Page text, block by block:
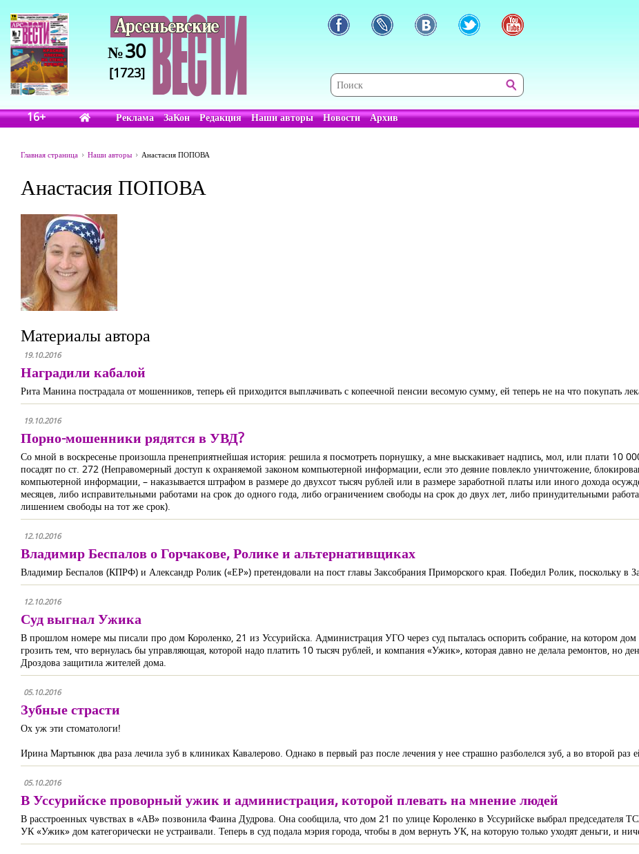
№30
[1723]
16+ Реклама ЗаКон Редакция Наши авторы Новости Архив
Главная страница Наши авторы Анастасия ПОПОВА
Анастасия ПОПОВА
Материалы автора
19.10.2016
Наградили кабалой
Рита Манина пострадала от мошенников, теперь ей приходится выплачивать с копеечной пенсии весомую сумму, ей теперь не на что покупать
19.10.2016
Порно-мошенники рядятся в УВД?
Со мной в воскресенье произошла пренеприятнейшая история: решила я посмотреть порнушку, а мне выскакивает надпись, мол, или плати 10
посадят по ст. 272 (Неправомерный доступ к охраняемой законом компьютерной информации, если это деяние повлекло уничтожение,
компьютерной информации, – наказывается штрафом в размере до двухсот тысяч рублей или в размере заработной платы или иного дохода
месяцев, либо исправительными работами на срок до одного года, либо ограничением свободы на срок до двух лет, либо принудительными
лишением свободы на тот же срок).
12.10.2016
Владимир Беспалов о Горчакове, Ролике и альтернативщиках
Владимир Беспалов (КПРФ) и Александр Ролик («ЕР») претендовали на пост главы Заксобрания Приморского края. Победил Ролик, поскольку в
12.10.2016
Суд выгнал Ужика
В прошлом номере мы писали про дом Короленко, 21 из Уссурийска. Администрация УГО через суд пыталась оспорить собрание, на котором дом
грозить тем, что вернулась бы управляющая, которой надо платить 10 тысяч рублей, и компания «Ужик», которая давно не делала ремонтов, но
Дроздова защитила жителей дома.
05.10.2016
Зубные страсти
Ох уж эти стоматологи!
Ирина Мартынюк два раза лечила зуб в клиниках Кавалерово. Однако в первый раз после лечения у нее страшно разболелся зуб, а во второй раз
05.10.2016
В Уссурийске проворный ужик и администрация, которой плевать на мнение людей
В расстроенных чувствах в «АВ» позвонила Фаина Дудрова. Она сообщила, что дом 21 по улице Короленко в Уссурийске выбрал председателя
УК «Ужик» дом категорически не устраивали. Теперь в суд подала мэрия города, чтобы в дом вернуть УК, на которую только уходят деньги, и